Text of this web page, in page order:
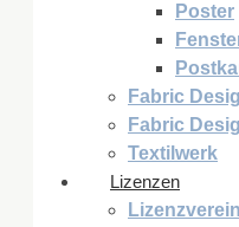
Poster
Fabric
Fabric
Textilwerk
Lizenzen